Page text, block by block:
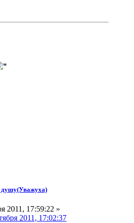
душу(Уважуха)
2011, 17:59:22 »
2011, 17:02:37